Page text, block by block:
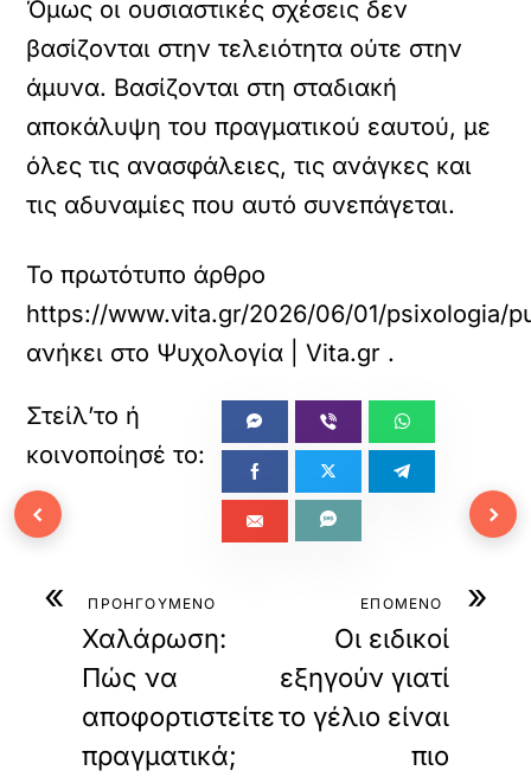
Όμως οι ουσιαστικές σχέσεις δεν
βασίζονται στην τελειότητα ούτε στην
άμυνα. Βασίζονται στη σταδιακή
αποκάλυψη του πραγματικού εαυτού, με
όλες τις ανασφάλειες, τις ανάγκες και
τις αδυναμίες που αυτό συνεπάγεται.
Το πρωτότυπο άρθρο
https://www.vita.gr/2026/06/01/psixologia/
ανήκει στο Ψυχολογία | Vita.gr .
« ΠΡΟΗΓΟΥΜΕΝΟ
Χαλάρωση:
Πώς να
αποφορτιστείτε
πραγματικά;
»
ΕΠΟΜΕΝΟ
Οι ειδικοί
εξηγούν γιατί
το γέλιο είναι
πιο
‹ ›